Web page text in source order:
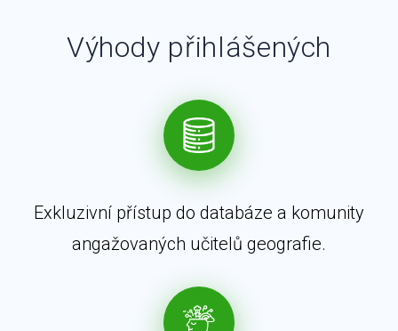
Výhody přihlášených
Exkluzivní přístup do databáze a komunity
angažovaných učitelů geografie.